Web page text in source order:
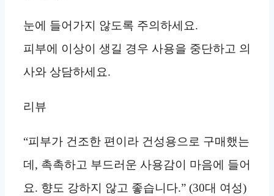
눈에 들어가지 않도록 주의하세요.
피부에 이상이 생길 경우 사용을 중단하고 의
사와 상담하세요.
리뷰
“피부가 건조한 편이라 건성용으로 구매했는
데, 촉촉하고 부드러운 사용감이 마음에 들어
요. 향도 강하지 않고 좋습니다.” (30대 여성)